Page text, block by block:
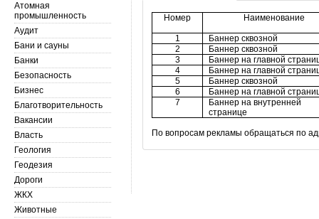
Номер Наименование
1
Баннер сквозной
2
Баннер сквозной
3
Баннер на главной
4
Баннер на главной
5
Баннер сквозной
6
Баннер на главной
7
Баннер на внутренней
странице
По вопросам рекламы обращаться по
Схема расположения баннеров на
Схема расположения баннеров на
Атомная
промышленность
Аудит
Бани и сауны
Банки
Безопасность
Бизнес
Благотворительность
Вакансии
Власть
Геология
Геодезия
Дороги
ЖКХ
Животные